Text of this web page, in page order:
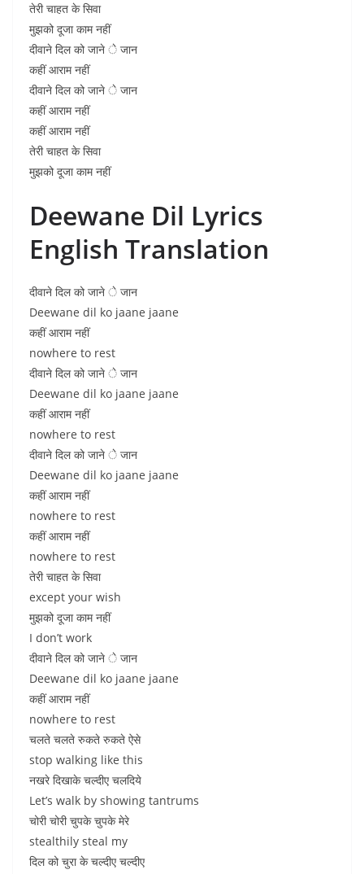
तेरी चाहत के सिवा
मुझको दूजा काम नहीं
दीवाने दिल को जाने े जान
कहीं आराम नहीं
दीवाने दिल को जाने े जान
कहीं आराम नहीं
कहीं आराम नहीं
तेरी चाहत के सिवा
मुझको दूजा काम नहीं
Deewane Dil Lyrics
English Translation
दीवाने दिल को जाने े जान
Deewane dil ko jaane jaane
कहीं आराम नहीं
nowhere to rest
दीवाने दिल को जाने े जान
Deewane dil ko jaane jaane
कहीं आराम नहीं
nowhere to rest
दीवाने दिल को जाने े जान
Deewane dil ko jaane jaane
कहीं आराम नहीं
nowhere to rest
कहीं आराम नहीं
nowhere to rest
तेरी चाहत के सिवा
except your wish
मुझको दूजा काम नहीं
I don’t work
दीवाने दिल को जाने े जान
Deewane dil ko jaane jaane
कहीं आराम नहीं
nowhere to rest
चलते चलते रुकते रुकते ऐसे
stop walking like this
नखरे दिखाके चल्दीए चलदिये
Let’s walk by showing tantrums
चोरी चोरी चुपके चुपके मेरे
stealthily steal my
दिल को चुरा के चल्दीए चल्दीए